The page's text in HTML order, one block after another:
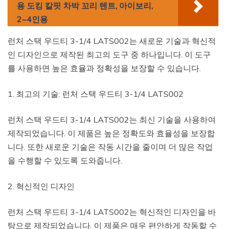
용 도킹 칼핏 차박 꼬리 텐트, 아이보리,
2~4인용
런처 스택 우드티 3-1/4 LATS002는 새로운 기술과 혁신적
인 디자인으로 제작된 최고의 도구 중 하나입니다. 이 도구
를 사용하면 높은 효율과 정확성을 보장할 수 있습니다.
1. 최고의 기술: 런처 스택 우드티 3-1/4 LATS002
런처 스택 우드티 3-1/4 LATS002는 최신 기술을 사용하여
제작되었습니다. 이 제품은 높은 정확도와 효율성을 보장합
니다. 또한 새로운 기술은 작동 시간을 줄이며 더 많은 작업
을 수행할 수 있도록 도와줍니다.
2. 혁신적인 디자인
런처 스택 우드티 3-1/4 LATS002는 혁신적인 디자인을 바
탕으로 제작되었습니다. 이 제품은 매우 편안하게 작동할 수